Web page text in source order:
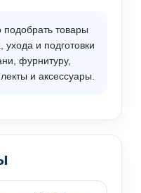
товары
и подготовки
фурнитуру,
и аксессуары.